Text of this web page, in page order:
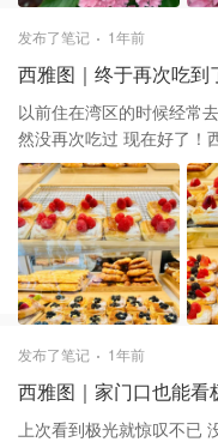
发布了笔记 1年前
西雅图｜终于再次吃到
以前住在湾区的时候经常
然没再次吃过 现在好了！西雅图也有了👍
一次去打卡还不错 价格嘛
心，蛋糕种类都很多 各种
糕 润呼呼的不甜很适合亚
发布了笔记 1年前
西雅图｜家门口也能看
上次看到极光就惊叹不已